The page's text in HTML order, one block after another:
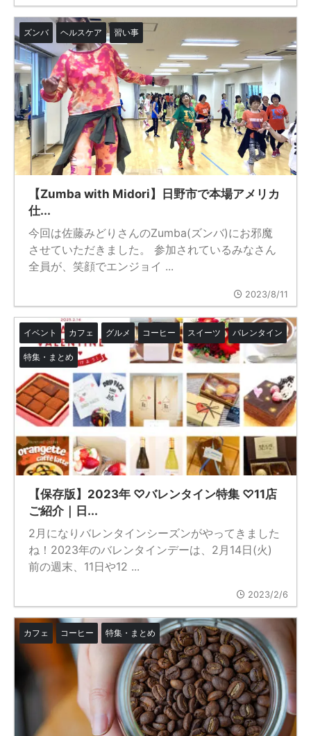
ズンバ ヘルスケア 習い事
【Zumba with Midori】日野市で本場アメリカ
仕...
今回は佐藤みどりさんのZumba(ズンバ)にお邪魔
させていただきました。 参加されているみなさん
全員が、笑顔でエンジョイ ...
2023/8/11
イベント カフェ グルメ コーヒー スイーツ バレンタイン
特集・まとめ
【保存版】2023年 ♡バレンタイン特集 ♡11店
ご紹介｜日...
2月になりバレンタインシーズンがやってきました
ね！2023年のバレンタインデーは、2月14日(火)
前の週末、11日や12 ...
2023/2/6
カフェ コーヒー 特集・まとめ